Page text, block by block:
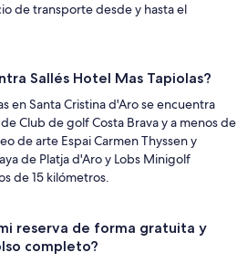
de transporte desde y hasta el
Sallés Hotel Mas Tapiolas?
en Santa Cristina d'Aro se encuentra
Club de golf Costa Brava y a menos de
de arte Espai Carmen Thyssen y
de Platja d'Aro y Lobs Minigolf
de 15 kilómetros.
reserva de forma gratuita y
completo?